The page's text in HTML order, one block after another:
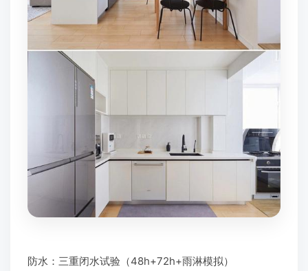
防水：三重闭水试验（48h+72h+雨淋模拟）